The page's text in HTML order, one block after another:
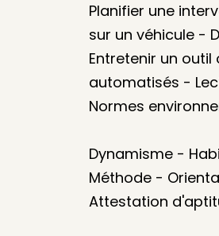
Planifier une
sur un véhicule -
Entretenir un
automatisés -
Normes
Dynamisme -
Méthode -
Attestation